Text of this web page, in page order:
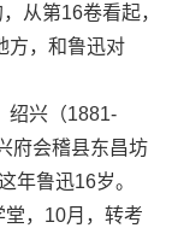
从第16卷看起，
方，和鲁迅对
兴（1881-
府会稽县东昌坊
年鲁迅16岁。
，10月，转考